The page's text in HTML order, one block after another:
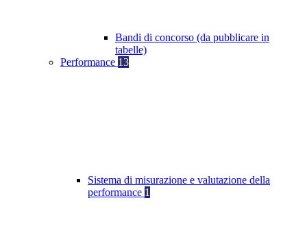
Bandi di concorso (da pubblicare in
tabelle)
Performance 13
Sistema di misurazione e valutazione della
performance 1